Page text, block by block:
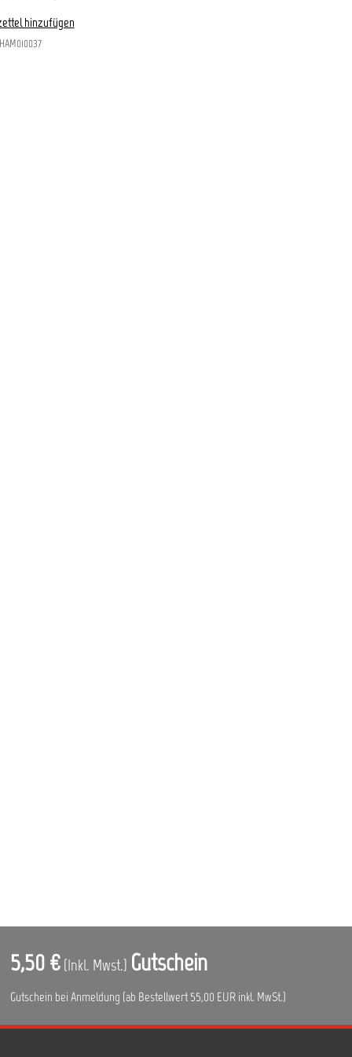
hinzufügen
HAM010037
5,50 € (Inkl. Mwst.) Gutschein
Gutschein bei Anmeldung (ab Bestellwert 55,00 EUR inkl. MwSt.)